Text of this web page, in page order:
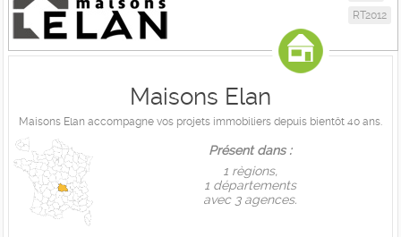
RT2012
Maisons Elan
Maisons Elan accompagne vos projets immobiliers depuis bientôt 40 ans.
Présent dans :
1 règions,
1 départements
avec 3 agences.